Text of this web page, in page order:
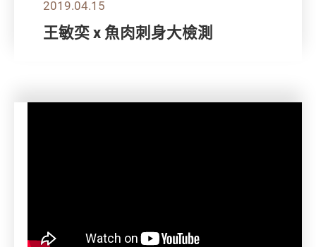
2019.04.15
王敏奕 x 魚肉刺身大檢測